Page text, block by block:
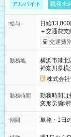
アルバイト 職種未
給与
日給13,000
＋交通費支給 ★交通費全額支給！ ┗案件により規定
いOK！（
ンビニATMか
交通費
勤務地
横浜市港北
神奈川県横
株式会
勤務時間
勤務時間は
変形労働時間制
～21：00
期間 単発・1日